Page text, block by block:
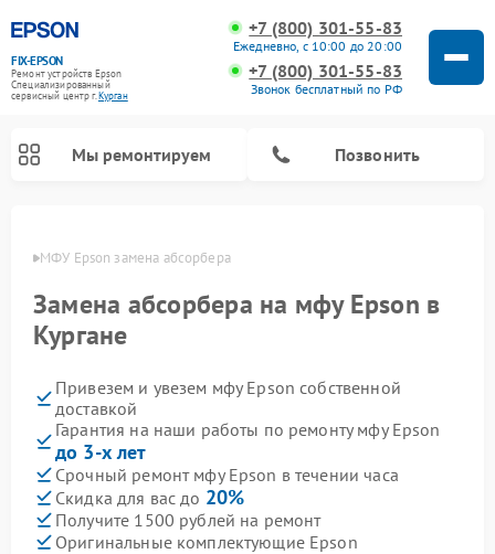
FIX-EPSON
Ремонт устройств Epson
Специализированный
cервисный центр г.Курган
+7 (800) 301-55-83
Ежедневно, с 10:00 до 20:00
+7 (800) 301-55-83
Звонок бесплатный по РФ
Мы ремонтируем Позвонить
МФУ Epson замена абсорбера
Замена абсорбера на мфу Epson в
Кургане
Привезем и увезем мфу Epson собственной
доставкой
Гарантия на наши работы по ремонту мфу Epson
до 3-х лет
Срочный ремонт мфу Epson в течении часа
Скидка для вас до 20%
Получите 1500 рублей на ремонт
Оригинальные комплектующие Epson